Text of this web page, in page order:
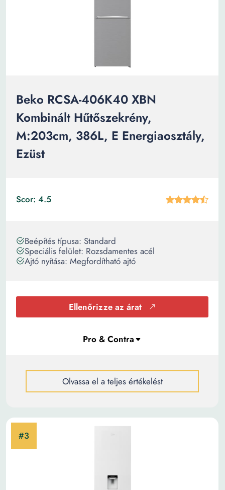
Beko RCSA-406K40 XBN
Kombinált Hűtőszekrény,
M:203cm, 386L, E Energiaosztály,
Ezüst
Scor: 4.5
Beépítés típusa: Standard
Speciális felület: Rozsdamentes acél
Ajtó nyítása: Megfordítható ajtó
Ellenőrizze az árat
Olvassa el a teljes értékelést